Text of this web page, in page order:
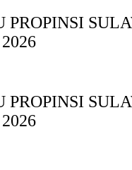
PROPINSI
PROPINSI